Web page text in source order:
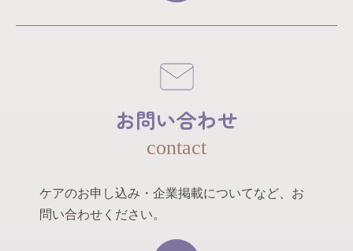
お問い合わせ
contact
ケアのお申し込み・企業掲載についてなど、お
問い合わせください。